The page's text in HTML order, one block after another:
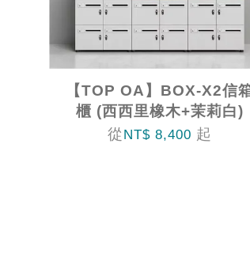
【TOP OA】BOX-X2信
櫃 (西西里橡木+茉莉白)
從 NT$ 8,400 起